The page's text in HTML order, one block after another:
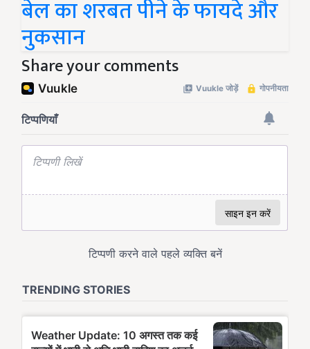
बेल का शरबत पीने के फायदे और
नुकसान
Share your comments